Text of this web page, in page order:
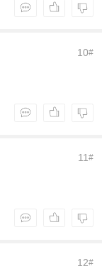
10#
11#
12#